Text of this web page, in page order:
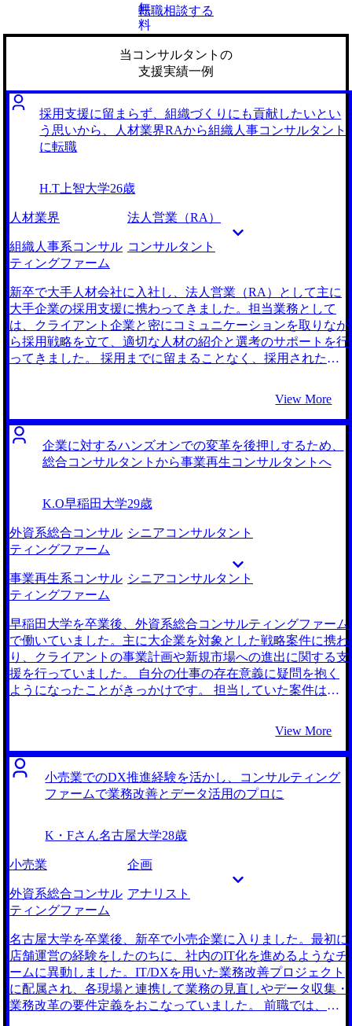
無
料
転職相談する
当コンサルタントの
支援実績一例
採用支援に留まらず、組織づくりにも貢献したいとい
う思いから、人材業界RAから組織人事コンサルタント
に転職
H.T 上智大学26歳
人材業界 法人営業（RA）
組織人事系コンサル
ティングファーム
コンサルタント
新卒で大手人材会社に入社し、法人営業（RA）として主に
大手企業の採用支援に携わってきました。担当業務として
は、クライアント企業と密にコミュニケーションを取りなが
ら採用戦略を立て、適切な人材の紹介と選考のサポートを行
ってきました。 採用までに留まることなく、採用された人
支援していると、せっかく採用した人材がなかなか定着しな
い、期待していた活躍が見られないといった課題を抱えてい
る企業が何社かありました。採用の支援にとどまらず、人材
が長期的に活躍できるような組織づくりに携わり、より包括
ば、単なる採用支援を超えて組織の構造や人事制度設計にも
携われるため、企業の人材が本来のパフォーマンスを発揮で
きるような環境作りに貢献できると考えたためです。
MyVisionを含めコンサルティングファームへの転職を専門と
するエージェント3社と話しました。 コンサルティングファ
ームに関する知識や知見が深いと感じたからです。他のエー
しても、ネットで調べれば出てくる以上の情報しか教えてく
れなかったのですが、宗内さんはファームが求める詳細な人
物像や内定する方の経歴など、知らない情報をご共有いただ
きました。 コンサルティング領域に強いという前評判は本
物だと感じて、支援をお願いすることに決めました。 ケー
も的確なご指摘を頂きました。おかげで必要な対策がクリア
になり、本腰を入れて勉強することができたと思っていま
す。 自分でも分かるくらいケース面接での回答・議論の質
が向上したことです。毎回のフィードバックに従って対策す
ることで、どんな問題に対しても構造的に論点を整理するこ
割こうとするあまり、前職の業務が疎かになっていたことが
で、ご迷惑をかけていたらと思うと申し訳なく思っていま
す。 転職前は年収600万円、転職後は年収750万円になりま
した。 無事第一志望のファームに入社したので、採用戦略
関係の案件はもちろん、研修制度・報酬制度の案件にも挑戦
していきたいと思っています。 私が担当した企業が多くの
人にとって働きやすい職場になればこんなに嬉しいことはあ
りません。
View More
企業に対するハンズオンでの変革を後押しするため、
総合コンサルタントから事業再生コンサルタントへ
K.O早稲田大学29歳
外資系総合コンサル
ティングファーム
シニアコンサルタント
事業再生系コンサル
ティングファーム
シニアコンサルタント
早稲田大学を卒業後、外資系総合コンサルティングファーム
で働いていました。主に大企業を対象とした戦略案件に携わ
り、クライアントの事業計画や新規市場への進出に関する支
援を行っていました。 自分の仕事の存在意義に疑問を抱く
ようになったことがきっかけです。 担当していた案件はク
ている戦略の根拠を裏付けるためのデータ収集や分析が中心
で、自分が直接課題解決に貢献している実感が得られず、
「もっと自分の力で企業の本質的な課題に向き合いたい」と
いう想いが強まっていました。 本当に困っている企業の事
ンサルティングが自分のやりたいコンサルティングに近しい
のではないかと考えたためです。 MyVisionと総合系の最大
手エージェントの2社です。元々エージェントを使う気は無
かったのですが、知人の紹介からMyVisionを知り、一度お話
させていただくことになりました。 自身がコンサルタント
理など、手間がかかる部分を代行を期待していたのですが、
MyVisionでは自分が知らないファームを多数紹介いただけた
ことや、それらの企業ごとの情報を提供いただけたことに魅
力を感じました。 実際に総合系の大手エージェントともお
話ししましたが、求人紹介の量は多いものの、詳細な解説や
View More
小売業でのDX推進経験を活かし、コンサルティング
ファームで業務改善とデータ活用のプロに
K・Fさん名古屋大学28歳
小売業 企画
外資系総合コンサル
ティングファーム
アナリスト
名古屋大学を卒業後、新卒で小売企業に入りました。最初に
店舗運営の経験をしたのちに、社内のIT化を進めるようなチ
ームに異動しました。IT/DXを用いた業務改善プロジェクト
に配属され、各現場と連携して業務の見直しやデータ収集・
業務改革の要件定義をおこなっていました。 前職では、エ